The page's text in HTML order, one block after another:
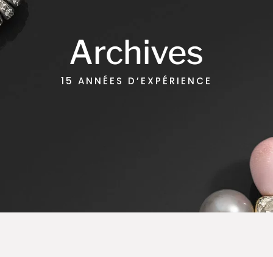
Archives
15 ANNÉES D’EXPÉRIENCE